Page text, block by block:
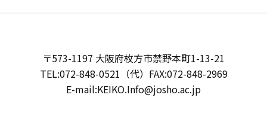
〒573-1197 大阪府枚方市禁野本町1-13-21
TEL:072-848-0521（代）FAX:072-848-2969
E-mail:KEIKO.Info@josho.ac.jp